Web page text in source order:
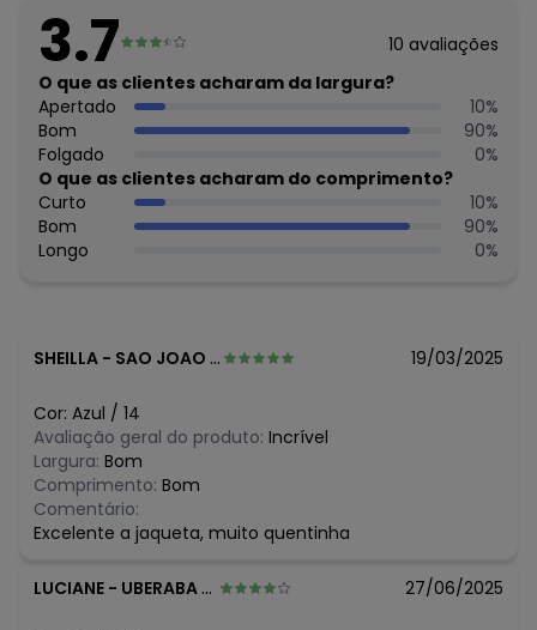
Cinto: Não acompanha
Decote frente: V
Decote costas: V
Fornecedor: KYLY INDUSTRIA TEXTIL LTDA / CNPJ
78.855.830/0001-98
Feito: Nacional
Cuidados para conservação do produto: Para melhor
conservação do produto, lavar à mão com sabão neutro.
Evite deixar as peças de molho para não desbotá-las e
nem manchá-las. Passar até 110º.
Histórico de preços
O preço apresentado abaixo é o menor oferecido em
algum dia do mês, para o menor tamanho disponível.
agosto/2026
julho/2026
junho/2026
maio/2026
fevereiro/2026 N/D*
3.7 10 avaliações
O que as clientes acharam da largura?
Apertado
10%
Bom
90%
Folgado
0%
O que as clientes acharam do comprimento?
Curto
10%
Bom
90%
Longo
0%
SHEILLA - SAO JOAO DO PARAISO - MG 19/03/2025
Cor: Azul / 14
Avaliação geral do produto: Incrível
Largura: Bom
Comprimento: Bom
Comentário:
Excelente a jaqueta, muito quentinha
LUCIANE - UBERABA - MG 27/06/2025